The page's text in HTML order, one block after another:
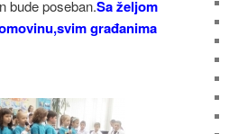
bude poseban.Sa željom
građanima